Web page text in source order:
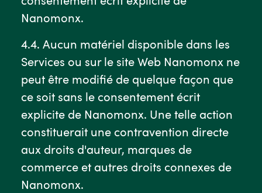
Nanomonx.
4.4. Aucun matériel disponible dans les
Services ou sur le site Web Nanomonx ne
peut être modifié de quelque façon que
ce soit sans le consentement écrit
explicite de Nanomonx. Une telle action
constituerait une contravention directe
aux droits d'auteur, marques de
commerce et autres droits connexes de
Nanomonx.